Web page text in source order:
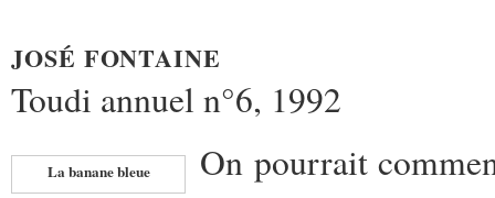
JOSÉ FONTAINE
Toudi annuel n°6, 1992
La banane bleue
On pourrait